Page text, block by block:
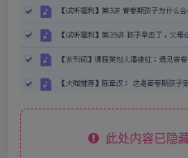
此处内容已隐